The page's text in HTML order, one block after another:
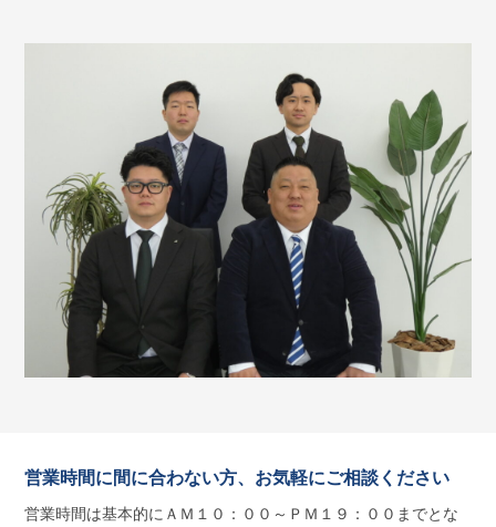
営業時間に間に合わない方、お気軽にご相談ください
営業時間は基本的にＡＭ１０：００～ＰＭ１９：００までとな